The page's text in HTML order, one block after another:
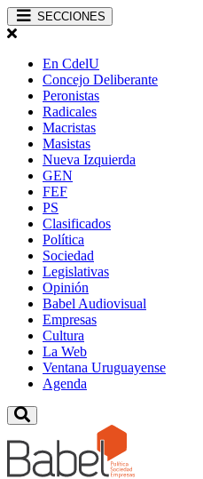
SECCIONES
En CdelU
Concejo Deliberante
Peronistas
Radicales
Macristas
Masistas
Nueva Izquierda
GEN
FEF
PS
Clasificados
Política
Sociedad
Legislativas
Opinión
Babel Audiovisual
Empresas
Cultura
La Web
Ventana Uruguayense
Agenda